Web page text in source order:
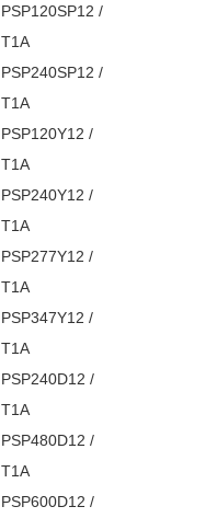
PSP120SP12 /
T1A
PSP240SP12 /
T1A
PSP120Y12 /
T1A
PSP240Y12 /
T1A
PSP277Y12 /
T1A
PSP347Y12 /
T1A
PSP240D12 /
T1A
PSP480D12 /
T1A
PSP600D12 /